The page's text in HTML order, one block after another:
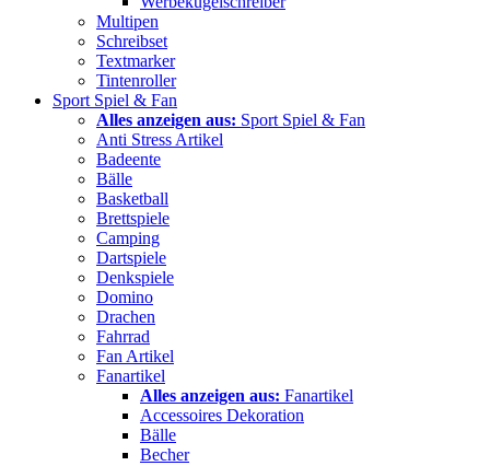
Multipen
Schreibset
Textmarker
Tintenroller
Sport Spiel & Fan
Alles anzeigen aus: Sport Spiel & Fan
Anti Stress Artikel
Badeente
Bälle
Basketball
Brettspiele
Camping
Dartspiele
Denkspiele
Domino
Drachen
Fahrrad
Fan Artikel
Fanartikel
Alles anzeigen aus: Fanartikel
Accessoires Dekoration
Bälle
Becher